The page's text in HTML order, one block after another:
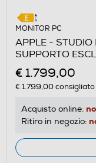
MONITOR PC
APPLE - STUDIO
SUPPORTO
€ 1.799,00
€ 1.799,00consigliato
Acquisto online:
Ritiro in negozio: